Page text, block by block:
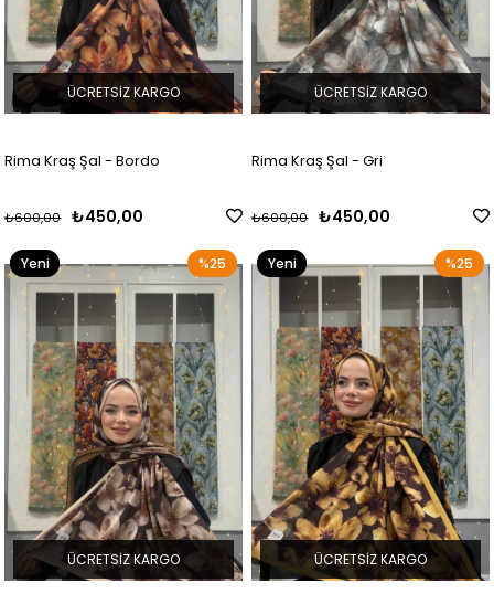
Rima Kraş Şal - Bordo
₺450,00
₺600,00
ÜCRETSIZ KARGO
Rima Kraş Şal - Gri
₺450,00
₺600,00
ÜCRETSIZ KARGO
%25
ÜCRETSIZ KARGO
Yeni
Ürün
%25
ÜCRETSIZ KARGO
Yeni
Ürün